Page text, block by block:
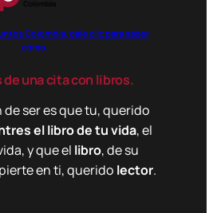
Colombia, dale clic para saber
cómo.
una cita con libros.
de ser es que tu, querido
el libro de tu vida, el
y que el libro, de su
en ti, querido lector.